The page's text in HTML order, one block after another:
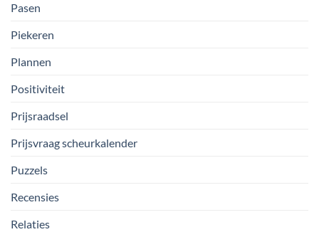
Pasen
Piekeren
Plannen
Positiviteit
Prijsraadsel
Prijsvraag scheurkalender
Puzzels
Recensies
Relaties